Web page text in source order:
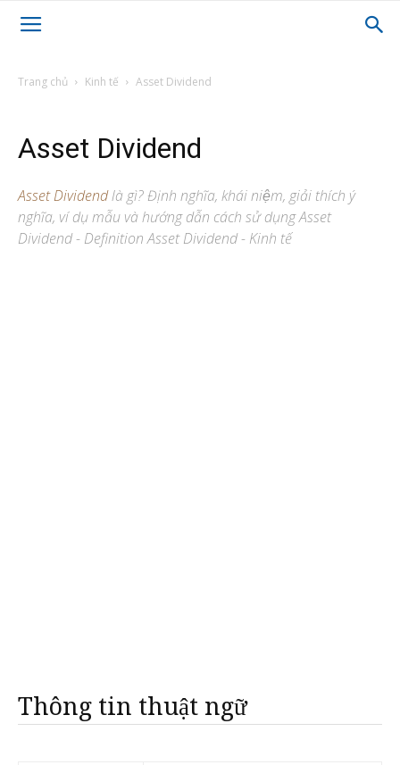
Trang chủ Kinh tế Asset Dividend
Asset Dividend
Asset Dividendlà gì? Định nghĩa, khái niệm, giải thích ý
nghĩa, ví dụ mẫu và hướng dẫn cách sử dụng Asset
Dividend - Definition Asset Dividend - Kinh tế
Thông tin thuật ngữ